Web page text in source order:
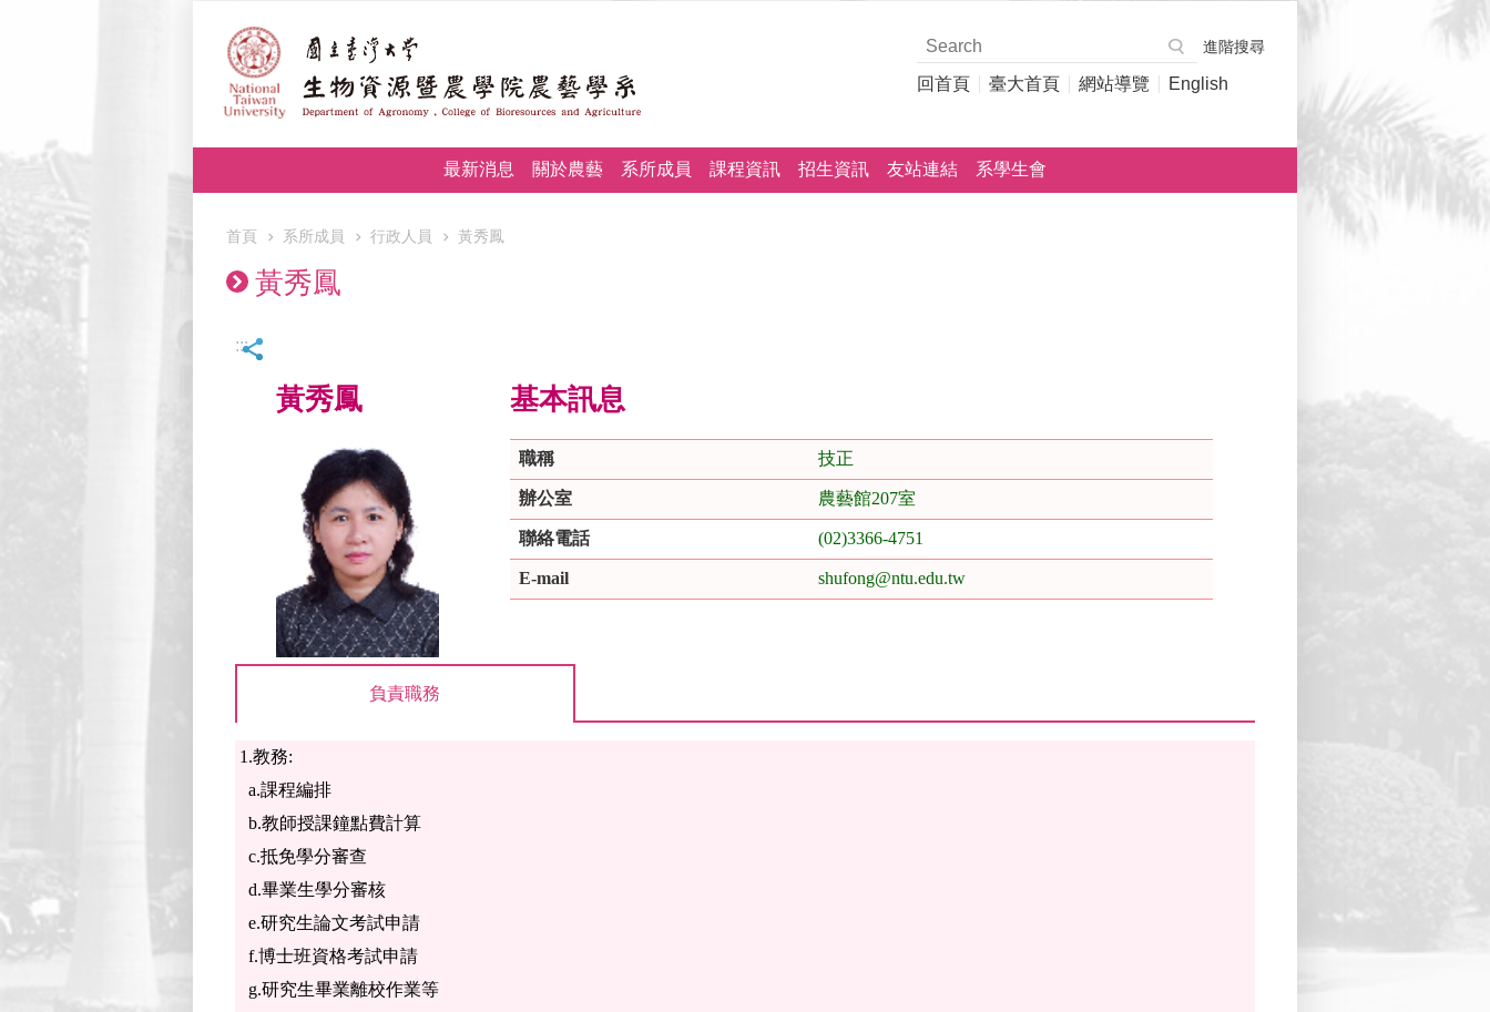
進階搜尋
回首頁 臺大首頁 網站導覽 English
最新消息 關於農藝 系所成員 課程資訊 招生資訊 友站連結 系學生會
首頁 系所成員 行政人員 黃秀鳳
黃秀鳳
:::
黃秀鳳 基本訊息
職稱 技正
辦公室 農藝館207室
聯絡電話 (02)3366-4751
E-mail shufong@ntu.edu.tw
負責職務
1.教務:
a.課程編排
b.教師授課鐘點費計算
c.抵免學分審查
d.畢業生學分審核
e.研究生論文考試申請
f.博士班資格考試申請
g.研究生畢業離校作業等